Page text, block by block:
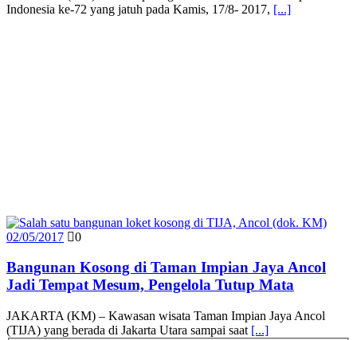
Indonesia ke-72 yang jatuh pada Kamis, 17/8- 2017, [...]
02/05/2017 0
Bangunan Kosong di Taman Impian Jaya Ancol
Jadi Tempat Mesum, Pengelola Tutup Mata
JAKARTA (KM) – Kawasan wisata Taman Impian Jaya Ancol
(TIJA) yang berada di Jakarta Utara sampai saat [...]